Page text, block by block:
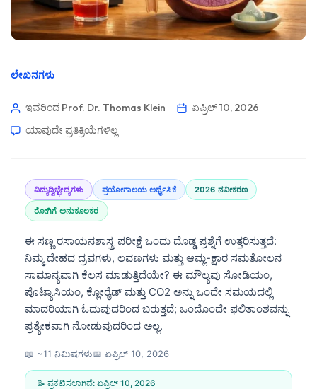
ಲೇಖನಗಳು
ಇವರಿಂದ Prof. Dr. Thomas Klein
ಏಪ್ರಿಲ್ 10, 2026
ಯಾವುದೇ ಪ್ರತಿಕ್ರಿಯೆಗಳಿಲ್ಲ
ವಿದ್ಯುದ್ವಿಚ್ಛೇದ್ಯಗಳು ಪ್ರಯೋಗಾಲಯ ಅರ್ಥೈಸಿಕೆ 2026 ನವೀಕರಣ
ರೋಗಿಗೆ ಅನುಕೂಲಕರ
ಈ ಸಣ್ಣ ರಸಾಯನಶಾಸ್ತ್ರ ಪರೀಕ್ಷೆ ಒಂದು ದೊಡ್ಡ ಪ್ರಶ್ನೆಗೆ ಉತ್ತರಿಸುತ್ತದೆ:
ನಿಮ್ಮ ದೇಹದ ದ್ರವಗಳು, ಲವಣಗಳು ಮತ್ತು ಆಮ್ಲ-ಕ್ಷಾರ ಸಮತೋಲನ
ಸಾಮಾನ್ಯವಾಗಿ ಕೆಲಸ ಮಾಡುತ್ತಿದೆಯೇ? ಈ ಮೌಲ್ಯವು ಸೋಡಿಯಂ,
ಪೊಟ್ಯಾಸಿಯಂ, ಕ್ಲೋರೈಡ್ ಮತ್ತು CO2 ಅನ್ನು ಒಂದೇ ಸಮಯದಲ್ಲಿ
ಮಾದರಿಯಾಗಿ ಓದುವುದರಿಂದ ಬರುತ್ತದೆ; ಒಂದೊಂದೇ ಫಲಿತಾಂಶವನ್ನು
ಪ್ರತ್ಯೇಕವಾಗಿ ನೋಡುವುದರಿಂದ ಅಲ್ಲ.
📖 ~11 ನಿಮಿಷಗಳು📅 ಏಪ್ರಿಲ್ 10, 2026
📝 ಪ್ರಕಟಿಸಲಾಗಿದೆ: ಏಪ್ರಿಲ್ 10, 2026